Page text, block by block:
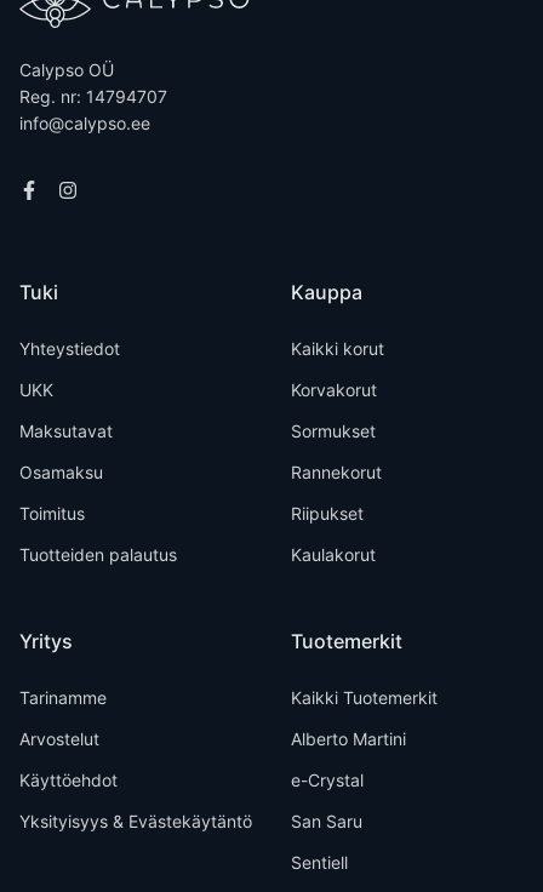
Calypso OÜ
Reg. nr: 14794707
info@calypso.ee
Tuki
Yhteystiedot
UKK
Maksutavat
Osamaksu
Toimitus
Tuotteiden palautus
Yritys
Tarinamme
Arvostelut
Käyttöehdot
Yksityisyys & Evästekäytäntö
Kauppa
Kaikki korut
Korvakorut
Sormukset
Rannekorut
Riipukset
Kaulakorut
Tuotemerkit
Kaikki Tuotemerkit
Alberto Martini
e-Crystal
San Saru
Sentiell